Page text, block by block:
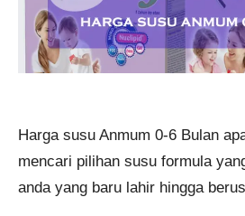
Harga susu Anmum 0-6 Bulan
mencari pilihan susu formula
anda yang baru lahir hingga